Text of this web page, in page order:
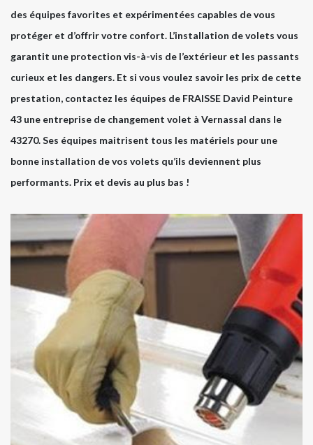
des équipes favorites et expérimentées capables de vous
protéger et d’offrir votre confort. L’installation de volets vous
garantit une protection vis-à-vis de l’extérieur et les passants
curieux et les dangers. Et si vous voulez savoir les prix de cette
prestation, contactez les équipes de FRAISSE David Peinture
43 une entreprise de changement volet à Vernassal dans le
43270. Ses équipes maitrisent tous les matériels pour une
bonne installation de vos volets qu’ils deviennent plus
performants. Prix et devis au plus bas !